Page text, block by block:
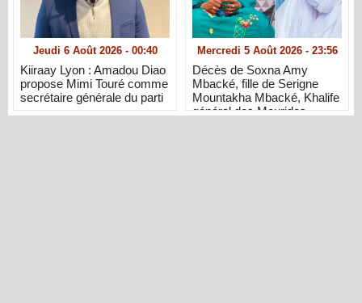
Jeudi 6 Août 2026 - 00:40
Kiiraay Lyon : Amadou Diao
propose Mimi Touré comme
secrétaire générale du parti
Mercredi 5 Août 2026 - 23:56
Décès de Soxna Amy
Mbacké, fille de Serigne
Mountakha Mbacké, Khalife
général des Mourides